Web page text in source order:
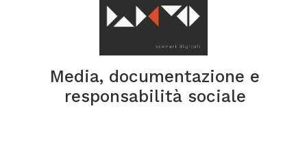
Media, documentazione e
responsabilità sociale